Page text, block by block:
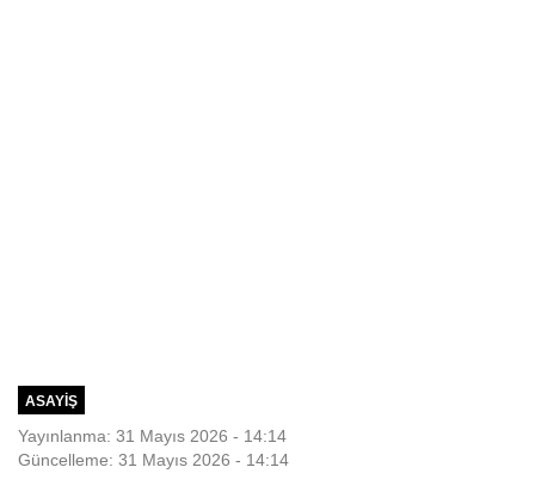
ASAYIŞ
Yayınlanma: 31 Mayıs 2026 - 14:14
Güncelleme: 31 Mayıs 2026 - 14:14